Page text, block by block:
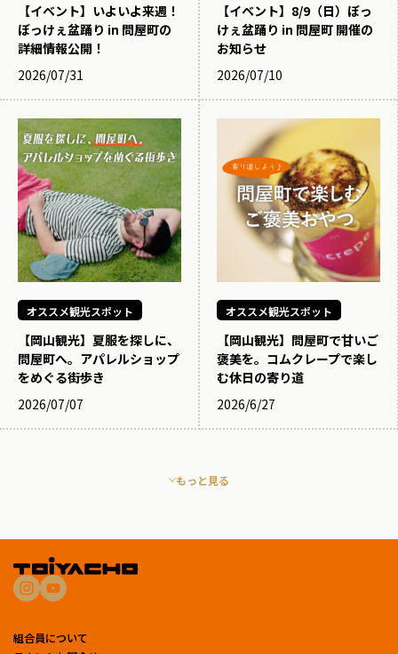
【イベント】いよいよ来週！
ぼっけぇ盆踊り in 問屋町の
詳細情報公開！
2026/07/31
【イベント】8/9（日）ぼっ
けぇ盆踊り in 問屋町 開催の
お知らせ
2026/07/10
オススメ観光スポット
【岡山観光】夏服を探しに、
問屋町へ。アパレルショップ
をめぐる街歩き
2026/07/07
オススメ観光スポット
【岡山観光】問屋町で甘いご
褒美を。コムクレープで楽し
む休日の寄り道
2026/6/27
もっと見る
組合員について